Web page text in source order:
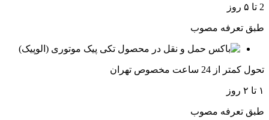
2 تا ۵ روز
طبق تعرفه مصوب
پیک موتوری (الوپیک)
تحول کمتر از 24 ساعت مخصوص تهران
۱ تا ۲ روز
طبق تعرفه مصوب